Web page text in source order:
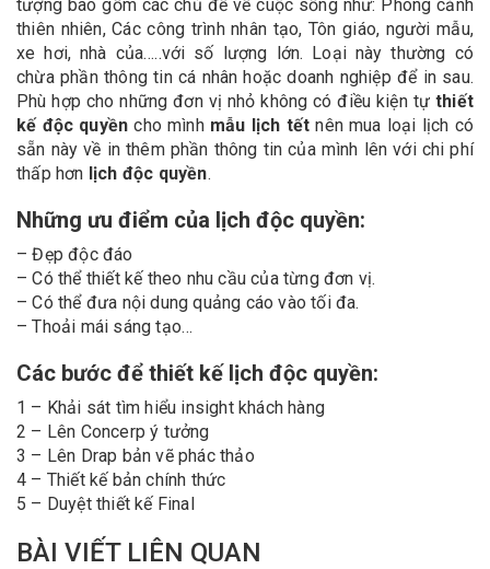
tượng bao gồm các chủ đề về cuộc sống như: Phong cảnh
thiên nhiên, Các công trình nhân tạo, Tôn giáo, người mẫu,
xe hơi, nhà của…..với số lượng lớn. Loại này thường có
chừa phần thông tin cá nhân hoặc doanh nghiệp để in sau.
Phù hợp cho những đơn vị nhỏ không có điều kiện tự thiết
kế độc quyền cho mình mẫu lịch tết nên mua loại lịch có
sẵn này về in thêm phần thông tin của mình lên với chi phí
thấp hơn lịch độc quyền.
Những ưu điểm của lịch độc quyền:
– Đẹp độc đáo
– Có thể thiết kế theo nhu cầu của từng đơn vị.
– Có thể đưa nội dung quảng cáo vào tối đa.
– Thoải mái sáng tạo…
Các bước để thiết kế lịch độc quyền:
1 – Khải sát tìm hiểu insight khách hàng
2 – Lên Concerp ý tưởng
3 – Lên Drap bản vẽ phác thảo
4 – Thiết kế bản chính thức
5 – Duyệt thiết kế Final
BÀI VIẾT LIÊN QUAN